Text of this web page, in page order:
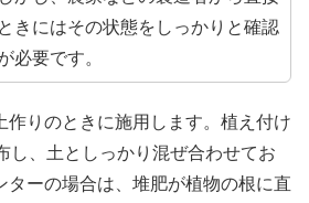
きにはその状態をしっかりと確認
必要です。
作りのときに施用します。植え付け
し、土としっかり混ぜ合わせてお
ターの場合は、堆肥が植物の根に直